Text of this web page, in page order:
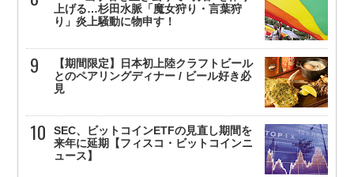
上げる…杉田水脈「魔女狩り・言葉狩
り」炎上騒動に物申す！
【期間限定】日本初上陸クラフトビール
とのペアリングディナー / ビール好き必
見
SEC、ビットコインETFの見直し期間を
来年に延期【フィスコ・ビットコインニ
ュース】